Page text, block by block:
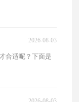
2026-08-03
合适呢？下面是